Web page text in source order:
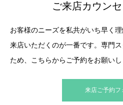
ご来店カウン
お客様のニーズを私共がいち早く
来店いただくのが一番です。専門
ため、こちらからご予約をお願いし
来店ご予約フ